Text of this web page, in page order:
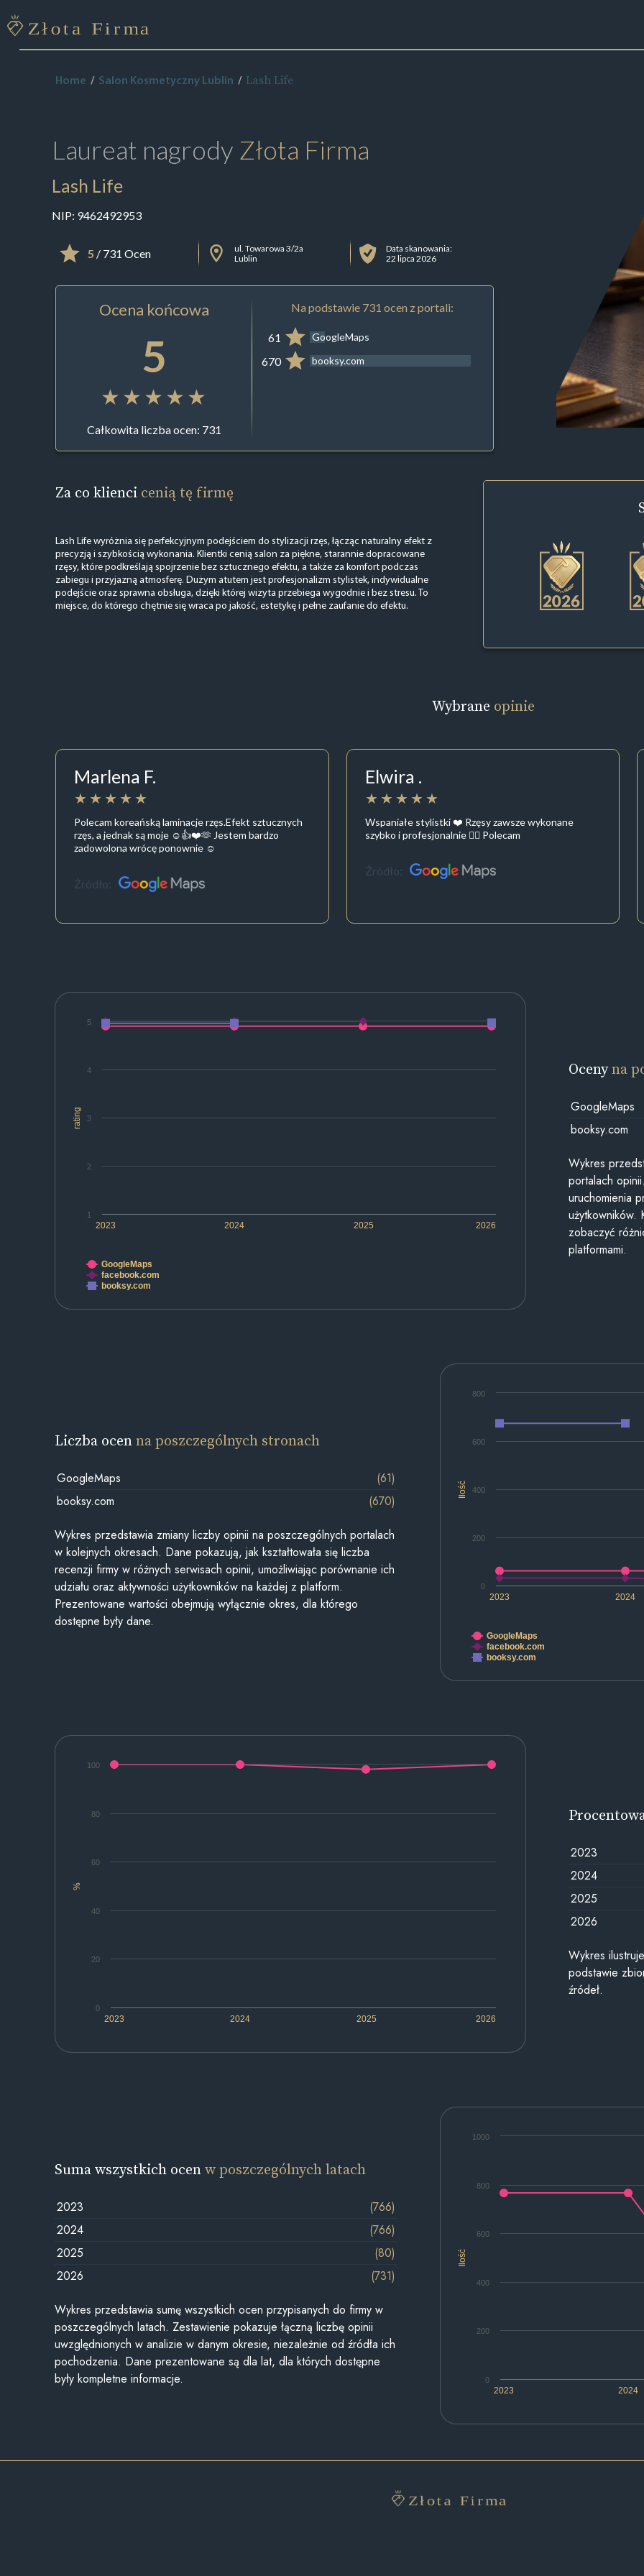
Home Salon Kosmetyczny Lublin Lash Life
Laureat nagrody Złota Firma
Lash Life
NIP: 9462492953
5 / 731 Ocen
ul. Towarowa 3/2a
Lublin
Data skanowania:
22 lipca 2026
Ocena końcowa
5
Całkowita liczba ocen: 731
Na podstawie 731 ocen z portali:
61 GoogleMaps
670 booksy.com
Za co klienci cenią tę firmę
Lash Life wyróżnia się perfekcyjnym podejściem do stylizacji rzęs, łącząc naturalny efekt z
precyzją i szybkością wykonania. Klientki cenią salon za piękne, starannie dopracowane
rzęsy, które podkreślają spojrzenie bez sztucznego efektu, a także za komfort podczas
zabiegu i przyjazną atmosferę. Dużym atutem jest profesjonalizm stylistek, indywidualne
podejście oraz sprawna obsługa, dzięki której wizyta przebiega wygodnie i bez stresu. To
miejsce, do którego chętnie się wraca po jakość, estetykę i pełne zaufanie do efektu.
Wybrane opinie
Marlena F.
Polecam koreańską laminacje rzęs.Efekt sztucznych
rzęs, a jednak są moje ☺️👍❤️🫶 Jestem bardzo
zadowolona wrócę ponownie ☺️
Źródło:
Elwira .
Wspaniałe stylistki ❤️ Rzęsy zawsze wykonane
szybko i profesjonalnie 👌🏻 Polecam
Źródło:
rating
2023 2024 2025 2026
1
2
3
4
5
GoogleMaps
facebook.com
booksy.com
Ocenyna
GoogleMaps
booksy.com
Wykres
portalach
uruchomienia
użytkowników.
zobaczyć
platformami.
Ilość
2023 2024
0
200
400
600
800
GoogleMaps
facebook.com
booksy.com
Liczba ocenna poszczególnych stronach
GoogleMaps
(61)
booksy.com
(670)
Wykres przedstawia zmiany liczby opinii na poszczególnych portalach
w kolejnych okresach. Dane pokazują, jak kształtowała się liczba
recenzji firmy w różnych serwisach opinii, umożliwiając porównanie ich
udziału oraz aktywności użytkowników na każdej z platform.
Prezentowane wartości obejmują wyłącznie okres, dla którego
dostępne były dane.
%
2023 2024 2025 2026
0
20
40
60
80
100
2023
2024
2025
2026
Wykres
podstawie
źródeł.
Ilość
2023 2024
0
200
400
600
800
1000
Suma wszystkich ocenw poszczególnych latach
2023
(766)
2024
(766)
2025
(80)
2026
(731)
Wykres przedstawia sumę wszystkich ocen przypisanych do firmy w
poszczególnych latach. Zestawienie pokazuje łączną liczbę opinii
uwzględnionych w analizie w danym okresie, niezależnie od źródła ich
pochodzenia. Dane prezentowane są dla lat, dla których dostępne
były kompletne informacje.